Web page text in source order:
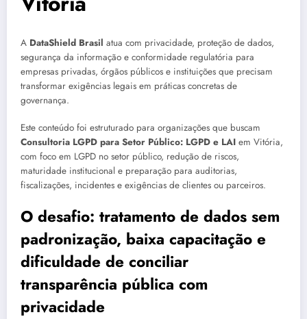
A DataShield Brasil atua com privacidade, proteção de dados,
segurança da informação e conformidade regulatória para
empresas privadas, órgãos públicos e instituições que precisam
transformar exigências legais em práticas concretas de
governança.
Este conteúdo foi estruturado para organizações que buscam
Consultoria LGPD para Setor Público: LGPD e LAI em Vitória,
com foco em LGPD no setor público, redução de riscos,
maturidade institucional e preparação para auditorias,
fiscalizações, incidentes e exigências de clientes ou parceiros.
O desafio: tratamento de dados sem
padronização, baixa capacitação e
dificuldade de conciliar
transparência pública com
privacidade